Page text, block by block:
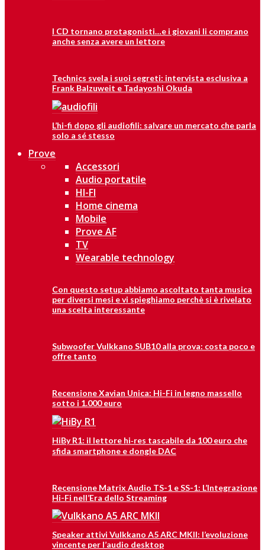
I CD tornano protagonisti…e i giovani li comprano
anche senza avere un lettore
Technics svela i suoi segreti: intervista esclusiva a
Frank Balzuweit e Tadayoshi Okuda
L’hi-fi dopo gli audiofili: salvare un mercato che parla
solo a sé stesso
Prove
Accessori
Audio portatile
HI-FI
Home cinema
Mobile
Prove AF
TV
Wearable technology
Con questo setup abbiamo ascoltato tanta musica
per diversi mesi e vi spieghiamo perchè si è rivelato
una scelta interessante
Subwoofer Vulkkano SUB10 alla prova: costa poco e
offre tanto
Recensione Xavian Unica: Hi-Fi in legno massello
sotto i 1.000 euro
HiBy R1: il lettore hi‑res tascabile da 100 euro che
sfida smartphone e dongle DAC
Recensione Matrix Audio TS-1 e SS-1: L’Integrazione
Hi-Fi nell’Era dello Streaming
Speaker attivi Vulkkano A5 ARC MKII: l’evoluzione
vincente per l’audio desktop